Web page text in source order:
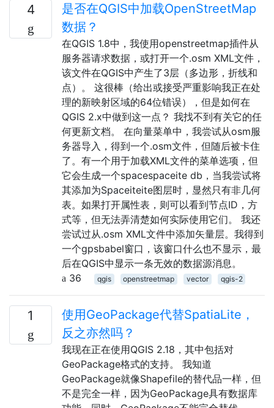
4
是否在QGIS中加载OpenStreetMap
数据？
在QGIS 1.8中，我使用openstreetmap插件从
服务器请求数据，或打开一个.osm XML文件，
该文件在QGIS中产生了3层（多边形，折线和
点）。 这很棒（给出或接受严重影响我正在处
理的新映射区域的64位错误），但是如何在
QGIS 2.x中做到这一点？ 我找不到有关它的任
何更新文档。 在向量菜单中，我尝试从osm服
务器导入，得到一个.osm文件，但随后被卡住
了。有一个用于加载XML文件的菜单选项，但
它会生成一个spacespaceite db，当我尝试将
其添加为Spaceiteite图层时，显然只有非几何
表。如果打开属性表，则可以看到节点ID，方
式等，但无法弄清楚如何实际使用它们。 我还
尝试过从.osm XML文件中添加矢量层。我得到
一个gpsbabel窗口，该窗口什么也不显示，最
后在QGIS中显示一条无效的数据源消息。
36
qgis openstreetmap vector qgis-2
1
使用GeoPackage代替SpatiaLite，
反之亦然吗？
我现在正在使用QGIS 2.18，其中包括对
GeoPackage格式的支持。 我知道
GeoPackage就像Shapefile的替代品一样，但
不是完全一样，因为GeoPackage具有数据库